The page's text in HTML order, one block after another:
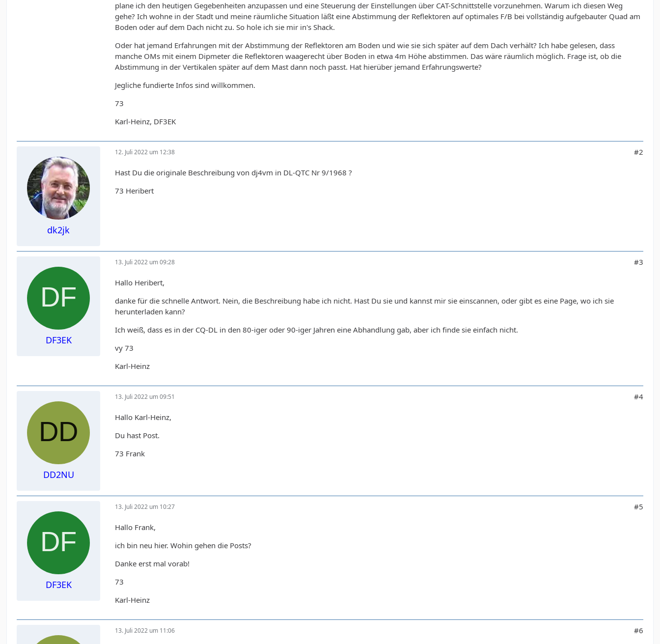
plane ich den heutigen Gegebenheiten anzupassen und eine Steuerung der Einstellungen über CAT-Schnittstelle vorzunehmen. Warum ich diesen Weg
gehe? Ich wohne in der Stadt und meine räumliche Situation läßt eine Abstimmung der Reflektoren auf optimales F/B bei vollständig aufgebauter Quad am
Boden oder auf dem Dach nicht zu. So hole ich sie mir in's Shack.
Oder hat jemand Erfahrungen mit der Abstimmung der Reflektoren am Boden und wie sie sich später auf dem Dach verhält? Ich habe gelesen, dass
manche OMs mit einem Dipmeter die Reflektoren waagerecht über Boden in etwa 4m Höhe abstimmen. Das wäre räumlich möglich. Frage ist, ob die
Abstimmung in der Vertikalen später auf dem Mast dann noch passt. Hat hierüber jemand Erfahrungswerte?
Jegliche fundierte Infos sind willkommen.
73
Karl-Heinz, DF3EK
dk2jk
12. Juli 2022 um 12:38 #2
Hast Du die originale Beschreibung von dj4vm in DL-QTC Nr 9/1968 ?
73 Heribert
DF3EK
13. Juli 2022 um 09:28 #3
Hallo Heribert,
danke für die schnelle Antwort. Nein, die Beschreibung habe ich nicht. Hast Du sie und kannst mir sie einscannen, oder gibt es eine Page, wo ich sie
herunterladen kann?
Ich weiß, dass es in der CQ-DL in den 80-iger oder 90-iger Jahren eine Abhandlung gab, aber ich finde sie einfach nicht.
vy 73
Karl-Heinz
DD2NU
13. Juli 2022 um 09:51 #4
Hallo Karl-Heinz,
Du hast Post.
73 Frank
DF3EK
13. Juli 2022 um 10:27 #5
Hallo Frank,
ich bin neu hier. Wohin gehen die Posts?
Danke erst mal vorab!
73
Karl-Heinz
13. Juli 2022 um 11:06 #6